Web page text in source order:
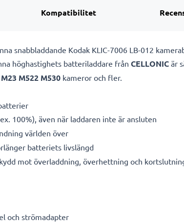
Kompatibilitet
snabbladdande Kodak KLIC-7006 LB-012
höghastighets batteriladdare från CELLONIC är
M522 M530 kameror och fler.
100%), även när laddaren inte är ansluten
världen över
batteriets livslängd
mot överladdning, överhettning och
och strömadapter